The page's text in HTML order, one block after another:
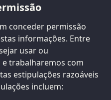
conceder permissão
informações. Entre
usar ou
trabalharemos com
estipulações razoáveis
incluem: